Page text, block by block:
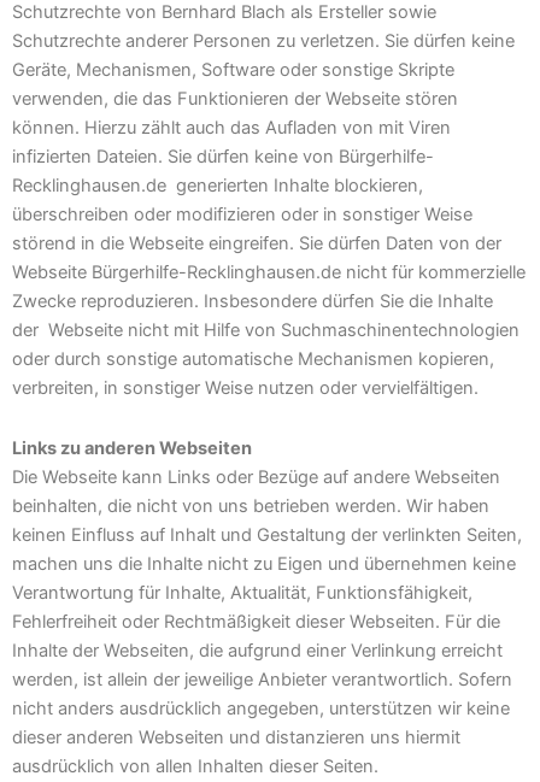
Schutzrechte von Bernhard Blach als Ersteller sowie
Schutzrechte anderer Personen zu verletzen. Sie dürfen keine
Geräte, Mechanismen, Software oder sonstige Skripte
verwenden, die das Funktionieren der Webseite stören
können. Hierzu zählt auch das Aufladen von mit Viren
infizierten Dateien. Sie dürfen keine von Bürgerhilfe-
Recklinghausen.de generierten Inhalte blockieren,
überschreiben oder modifizieren oder in sonstiger Weise
störend in die Webseite eingreifen. Sie dürfen Daten von der
Webseite Bürgerhilfe-Recklinghausen.de nicht für kommerzielle
Zwecke reproduzieren. Insbesondere dürfen Sie die Inhalte
der Webseite nicht mit Hilfe von Suchmaschinentechnologien
oder durch sonstige automatische Mechanismen kopieren,
verbreiten, in sonstiger Weise nutzen oder vervielfältigen.
Links zu anderen Webseiten
Die Webseite kann Links oder Bezüge auf andere Webseiten
beinhalten, die nicht von uns betrieben werden. Wir haben
keinen Einfluss auf Inhalt und Gestaltung der verlinkten Seiten,
machen uns die Inhalte nicht zu Eigen und übernehmen keine
Verantwortung für Inhalte, Aktualität, Funktionsfähigkeit,
Fehlerfreiheit oder Rechtmäßigkeit dieser Webseiten. Für die
Inhalte der Webseiten, die aufgrund einer Verlinkung erreicht
werden, ist allein der jeweilige Anbieter verantwortlich. Sofern
nicht anders ausdrücklich angegeben, unterstützen wir keine
dieser anderen Webseiten und distanzieren uns hiermit
ausdrücklich von allen Inhalten dieser Seiten.